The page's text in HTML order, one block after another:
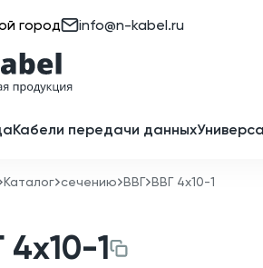
город info@n-kabel.ru
Кабели передачи данных
Каталог сечению ВВГ ВВГ 4x10-1
4x10-1